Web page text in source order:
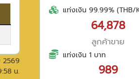
2569
น.
แท่งเงิน 99.99% (THB/
64,878
ลูกค้าขาย
แท่งเงิน 1 บาท
989